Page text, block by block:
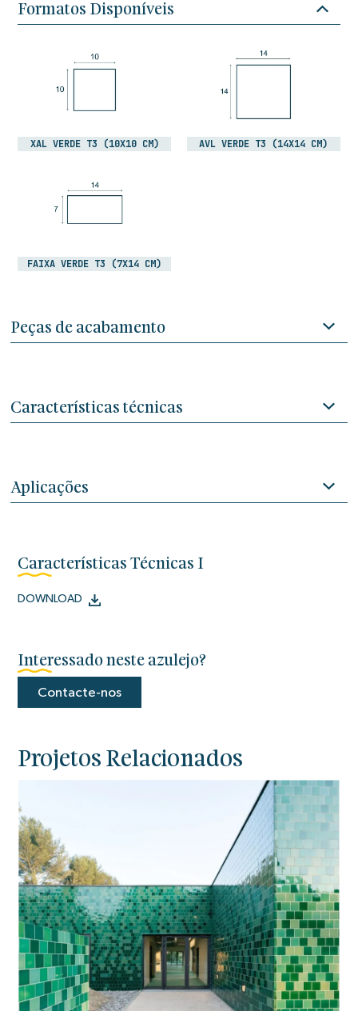
Formatos Disponíveis
XAL VERDE T3 (10X10 CM) AVL VERDE T3 (14X14 CM)
FAIXA VERDE T3 (7X14 CM)
Peças de acabamento
Características técnicas
Aplicações
Características Técnicas I
DOWNLOAD
Interessado neste azulejo?
Contacte-nos
Projetos Relacionados